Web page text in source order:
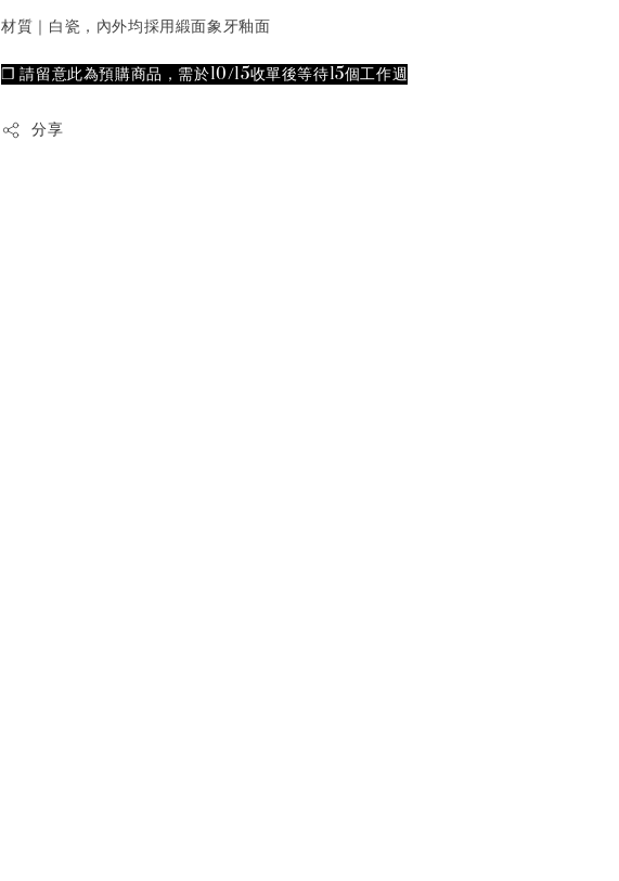
材質｜白瓷，內外均採用緞面象牙釉面
❒ 請留意此為預購商品，需於10/15收單後等待15個工作週
分享